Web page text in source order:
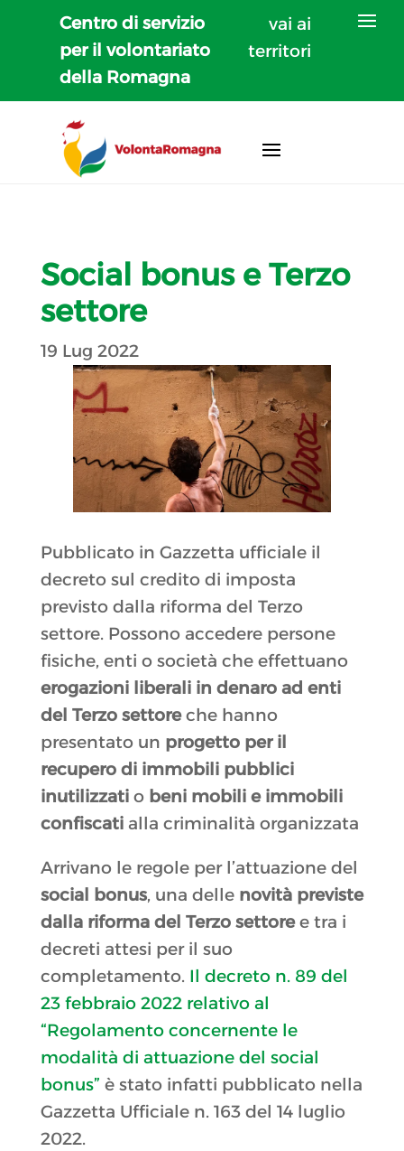
Centro di servizio
per il volontariato
della Romagna
vai ai
territori
Social bonus e Terzo
settore
19 Lug 2022
Pubblicato in Gazzetta ufficiale il
decreto sul credito di imposta
previsto dalla riforma del Terzo
settore. Possono accedere persone
fisiche, enti o società che effettuano
erogazioni liberali in denaro ad enti
del Terzo settoreche hanno
presentato un progetto per il
recupero di immobili pubblici
inutilizzatio beni mobili e immobili
confiscatialla criminalità organizzata
Arrivano le regole per l’attuazione del
social bonus, una delle novità previste
dalla riforma del Terzo settoree tra i
decreti attesi per il suo
completamento. Il decreto n. 89 del
23 febbraio 2022 relativo al
“Regolamento concernente le
modalità di attuazione del social
bonus” è stato infatti pubblicato nella
Gazzetta Ufficiale n. 163 del 14 luglio
2022.